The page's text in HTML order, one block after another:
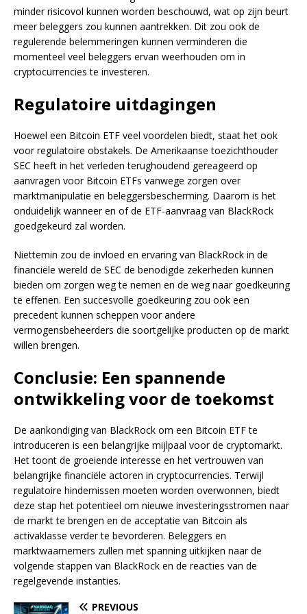
minder risicovol kunnen worden beschouwd, wat op zijn beurt
meer beleggers zou kunnen aantrekken. Dit zou ook de
regulerende belemmeringen kunnen verminderen die
momenteel veel beleggers ervan weerhouden om in
cryptocurrencies te investeren.
Regulatoire uitdagingen
Hoewel een Bitcoin ETF veel voordelen biedt, staat het ook
voor regulatoire obstakels. De Amerikaanse toezichthouder
SEC heeft in het verleden terughoudend gereageerd op
aanvragen voor Bitcoin ETFs vanwege zorgen over
marktmanipulatie en beleggersbescherming. Daarom is het
onduidelijk wanneer en of de ETF-aanvraag van BlackRock
goedgekeurd zal worden.
Niettemin zou de invloed en ervaring van BlackRock in de
financiële wereld de SEC de benodigde zekerheden kunnen
bieden om zorgen weg te nemen en de weg naar goedkeuring
te effenen. Een succesvolle goedkeuring zou ook een
precedent kunnen scheppen voor andere
vermogensbeheerders die soortgelijke producten op de markt
willen brengen.
Conclusie: Een spannende
ontwikkeling voor de toekomst
De aankondiging van BlackRock om een Bitcoin ETF te
introduceren is een belangrijke mijlpaal voor de cryptomarkt.
Het toont de groeiende interesse en het vertrouwen van
belangrijke financiële actoren in cryptocurrencies. Terwijl
regulatoire hindernissen moeten worden overwonnen, biedt
deze stap het potentieel om nieuwe investeringsstromen naar
de markt te brengen en de acceptatie van Bitcoin als
activaklasse verder te bevorderen. Beleggers en
marktwaarnemers zullen met spanning uitkijken naar de
volgende stappen van BlackRock en de reacties van de
regelgevende instanties.
PREVIOUS